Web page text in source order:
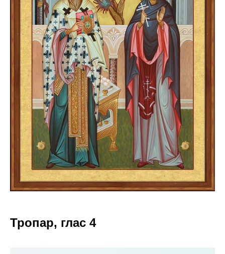
Тропар, глас 4